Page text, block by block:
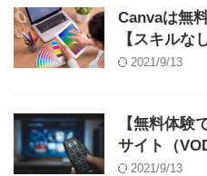
Canvaは無
【スキルな
2021/9/13
【無料体験
サイト（
2021/9/13